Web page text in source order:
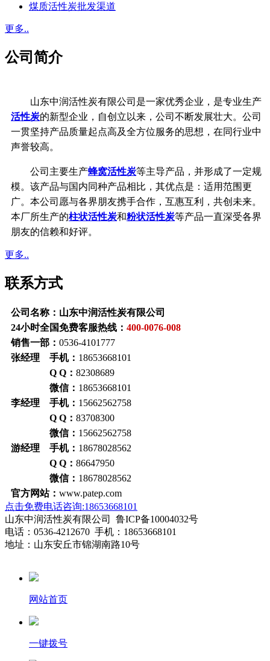
煤质活性炭批发渠道
更多..
公司简介
山东中润活性炭有限公司是一家优秀企业，是专业生产
活性炭的新型企业，自创立以来，公司不断发展壮大。公司
一贯坚持产品质量起点高及全方位服务的思想，在同行业中
声誉较高。
公司主要生产蜂窝活性炭等主导产品，并形成了一定规
模。该产品与国内同种产品相比，其优点是：适用范围更
广。本公司愿与各界朋友携手合作，互惠互利，共创未来。
本厂所生产的柱状活性炭和粉状活性炭等产品一直深受各界
朋友的信赖和好评。
更多..
联系方式
公司名称：山东中润活性炭有限公司
24小时全国免费客服热线： 400-0076-008
销售一部： 0536-4101777
张经理 手机： 18653668101
Q Q： 82308689
微信： 18653668101
李经理 手机： 15662562758
Q Q： 83708300
微信： 15662562758
游经理 手机： 18678028562
Q Q： 86647950
微信： 18678028562
官方网站： www.patep.com
点击免费电话咨询:18653668101
山东中润活性炭有限公司 鲁ICP备10004032号
电话：0536-4212670 手机：18653668101
地址：山东安丘市锦湖南路10号
网站首页
一键拨号